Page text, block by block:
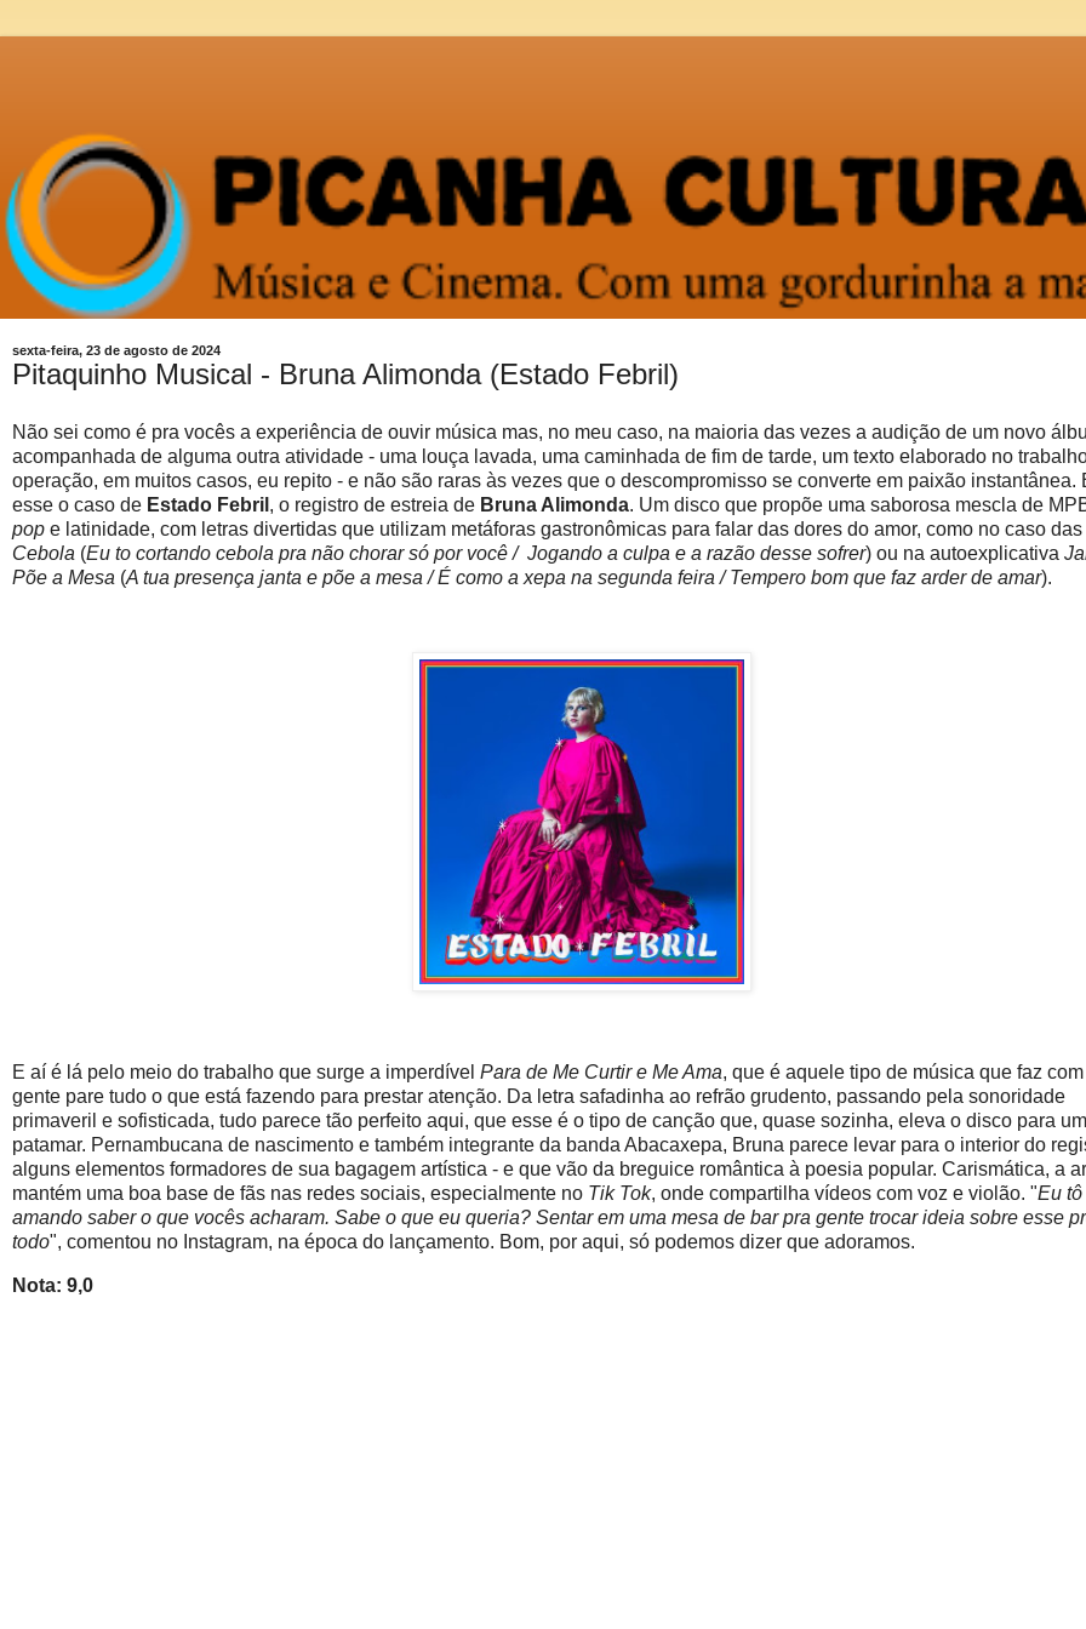
sexta-feira, 23 de agosto de 2024
Pitaquinho Musical - Bruna Alimonda (Estado Febril)
Não sei como é pra vocês a experiência de ouvir música mas, no meu caso, na maioria das vezes a audição de um novo
acompanhada de alguma outra atividade - uma louça lavada, uma caminhada de fim de tarde, um texto elaborado no
operação, em muitos casos, eu repito - e não são raras às vezes que o descompromisso se converte em paixão instantânea.
esse o caso de Estado Febril , o registro de estreia de Bruna Alimonda. Um disco que propõe uma saborosa mescla de
pop e latinidade, com letras divertidas que utilizam metáforas gastronômicas para falar das dores do amor, como no caso
Cebola (Eu to cortando cebola pra não chorar só por você / Jogando a culpa e a razão desse sofrer) ou na autoexplicativa
Põe a Mesa (A tua presença janta e põe a mesa / É como a xepa na segunda feira / Tempero bom que faz arder de amar).
E aí é lá pelo meio do trabalho que surge a imperdível Para de Me Curtir e Me Ama, que é aquele tipo de música que faz
gente pare tudo o que está fazendo para prestar atenção. Da letra safadinha ao refrão grudento, passando pela sonoridade
primaveril e sofisticada, tudo parece tão perfeito aqui, que esse é o tipo de canção que, quase sozinha, eleva o disco para
patamar. Pernambucana de nascimento e também integrante da banda Abacaxepa, Bruna parece levar para o interior do
alguns elementos formadores de sua bagagem artística - e que vão da breguice romântica à poesia popular. Carismática, a
mantém uma boa base de fãs nas redes sociais, especialmente no Tik Tok, onde compartilha vídeos com voz e violão. "Eu tô
amando saber o que vocês acharam. Sabe o que eu queria? Sentar em uma mesa de bar pra gente trocar ideia sobre esse
todo", comentou no Instagram, na época do lançamento. Bom, por aqui, só podemos dizer que adoramos.
Nota: 9,0